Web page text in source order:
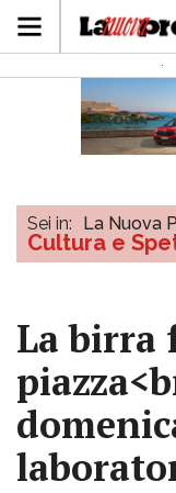
Sei in: La Nuova
Cultura e
La birra